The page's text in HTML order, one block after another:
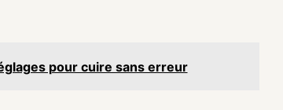
pour cuire sans erreur